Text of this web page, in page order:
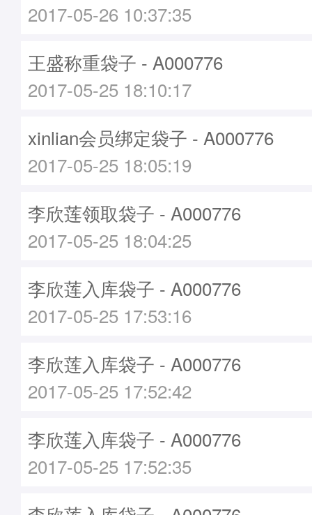
2017-05-26 10:37:35
王盛称重袋子 - A000776
2017-05-25 18:10:17
xinlian会员绑定袋子 - A000776
2017-05-25 18:05:19
李欣莲领取袋子 - A000776
2017-05-25 18:04:25
李欣莲入库袋子 - A000776
2017-05-25 17:53:16
李欣莲入库袋子 - A000776
2017-05-25 17:52:42
李欣莲入库袋子 - A000776
2017-05-25 17:52:35